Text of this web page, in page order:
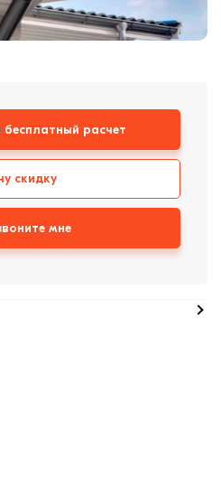
формовки
расчет
скидку
мне